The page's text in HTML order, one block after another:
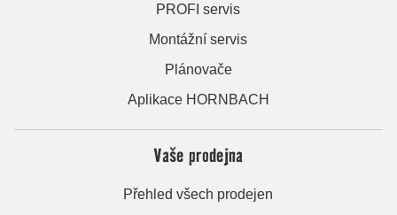
PROFI servis
Montážní servis
Plánovače
Aplikace HORNBACH
Vaše prodejna
Přehled všech prodejen